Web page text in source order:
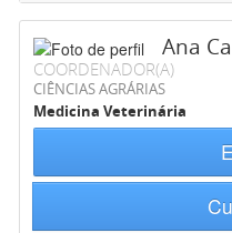
Ana
COORDENADOR(A)
CIÊNCIAS AGRÁRIAS
Medicina Veterinária